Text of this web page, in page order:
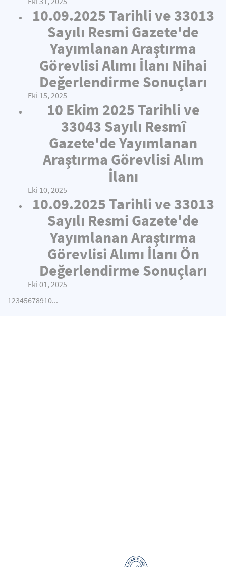
10.09.2025 Tarihli ve 33013
Sayılı Resmi Gazete'de
Yayımlanan Araştırma
Görevlisi Alımı İlanı Nihai
Değerlendirme Sonuçları
Eki 15, 2025
10 Ekim 2025 Tarihli ve
33043 Sayılı Resmî
Gazete'de Yayımlanan
Araştırma Görevlisi Alım
İlanı
Eki 10, 2025
10.09.2025 Tarihli ve 33013
Sayılı Resmi Gazete'de
Yayımlanan Araştırma
Görevlisi Alımı İlanı Ön
Değerlendirme Sonuçları
Eki 01, 2025
12345678910...